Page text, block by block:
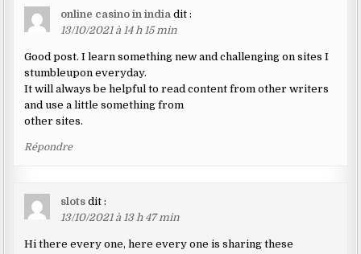
online casino in india dit :
13/10/2021 à 14 h 15 min
Good post. I learn something new and challenging on sites I
stumbleupon everyday.
It will always be helpful to read content from other writers
and use a little something from
other sites.
Répondre
slots dit :
13/10/2021 à 13 h 47 min
Hi there every one, here every one is sharing these